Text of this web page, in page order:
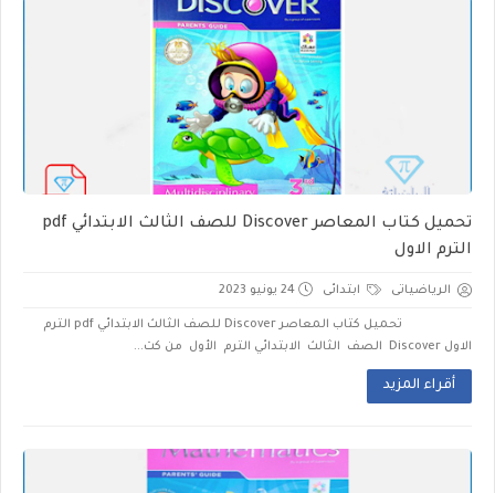
تحميل كتاب المعاصر Discover للصف الثالث الابتدائي pdf
الترم الاول
الرياضياتى ابتدائى 24 يونيو 2023
تحميل كتاب المعاصر Discover للصف الثالث الابتدائي pdf الترم
الاول Discover الصف الثالث الابتدائي الترم الأول من كت...
أقراء المزيد